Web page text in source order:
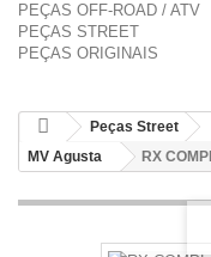
PEÇAS OFF-ROAD / ATV
PEÇAS STREET
PEÇAS ORIGINAIS
Peças Street
MV Agusta
RX